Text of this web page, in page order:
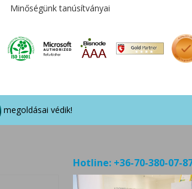
Minőségünk tanúsítványai
megoldásai védik!
Hotline: +36-70-380-07-